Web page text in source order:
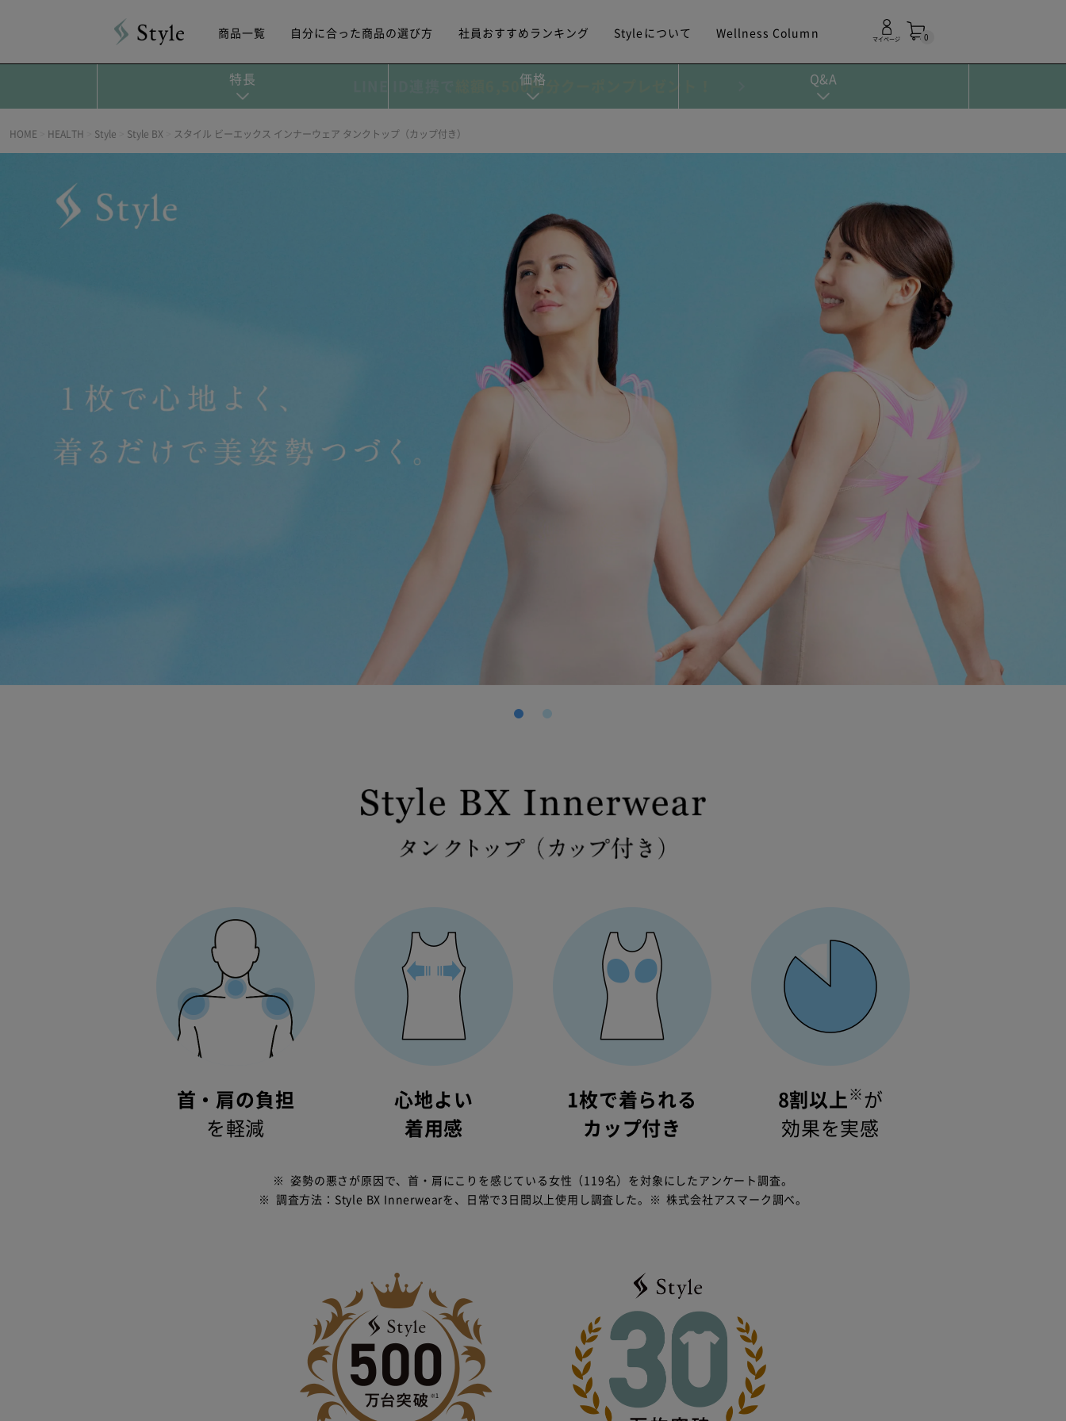
商品一覧 自分に合った商品の選び方 社員おすすめランキング Styleについて Wellness Column 0
マイページ
総額6,500円分クーポンプレゼント！
HOME HEALTH Style Style BX スタイル ビーエックス インナーウェア タンクトップ（カップ付き）
特長 価格 Q&A
首・肩の負担
を軽減
心地よい
着用感
1枚で着られる
カップ付き
8割以上 ※ が
効果を実感
※
姿勢の悪さが原因で、首・肩にこりを感じている女性（119名）を対象にしたアンケート調査。
※
調査方法：Style BX Innerwearを、日常で3日間以上使用し調査した。 ※ 株式会社アスマーク調べ。